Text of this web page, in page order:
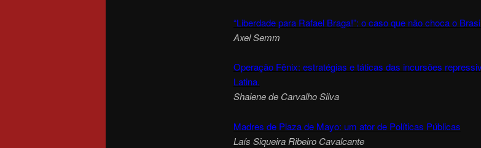
“Liberdade para Rafael Braga!”: o caso que não choca o
Axel Semm
Operação Fênix: estratégias e táticas das incursões
Latina.
Shaiene de Carvalho Silva
Madres de Plaza de Mayo: um ator de Políticas Públicas
Laís Siqueira Ribeiro Cavalcante